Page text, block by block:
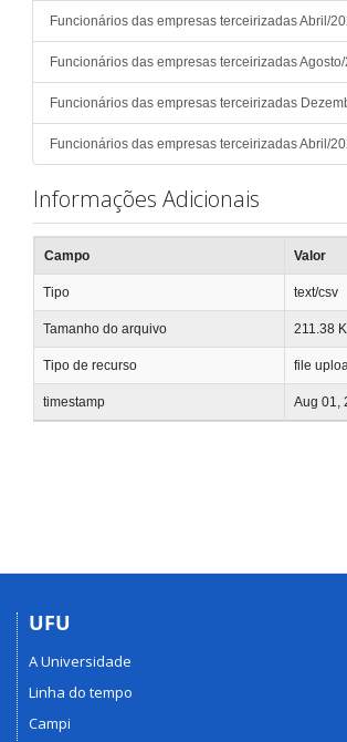
Funcionários das empresas terceirizadas Abril/
Funcionários das empresas terceirizadas
Funcionários das empresas terceirizadas
Funcionários das empresas terceirizadas Abril/
Informações Adicionais
Campo Valor
Tipo text/csv
Tamanho do arquivo 211.38
Tipo de recurso file
timestamp Aug 01,
UFU
A Universidade
Linha do tempo
Campi